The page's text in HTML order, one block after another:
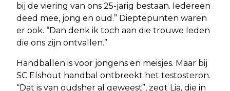
bij de viering van ons 25-jarig bestaan. Iedereen
deed mee, jong en oud.” Dieptepunten waren
er ook. “Dan denk ik toch aan die trouwe leden
die ons zijn ontvallen.”
Handballen is voor jongens en meisjes. Maar bij
SC Elshout handbal ontbreekt het testosteron.
“Dat is van oudsher al geweest”, zegt Lia, die in